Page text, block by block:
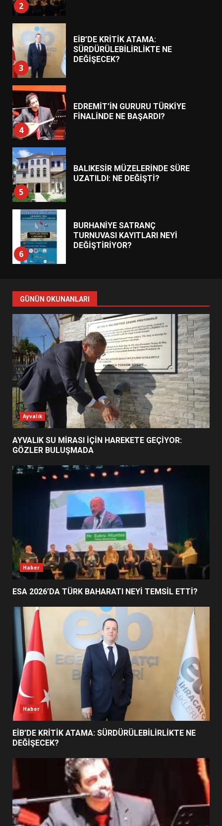
2
3
EİB’DE KRİTİK ATAMA:
SÜRDÜRÜLEBİLİRLİKTE NE
DEĞİŞECEK?
4
EDREMİT’İN GURURU TÜRKİYE
FİNALİNDE NE BAŞARDI?
5
BALIKESİR MÜZELERİNDE SÜRE
UZATILDI: NE DEĞİŞTİ?
6
BURHANİYE SATRANÇ
TURNUVASI KAYITLARI NEYİ
DEĞİŞTİRİYOR?
7
YENİ YÖNETİM NASIL
ŞEKİLLENDİ?
1
AYVALIK SU MİRASI İÇİN
HAREKETE GEÇİYOR: GÖZLER
BULUŞMADA
2
ESA 2026’DA TÜRK BAHARATI
NEYİ TEMSİL ETTİ?
EİB’DE KRİTİK ATAMA:
SÜRDÜRÜLEBİLİRLİKTE NE
DEĞİŞECEK?
4
EDREMİT’İN GURURU TÜRKİYE
FİNALİNDE NE BAŞARDI?
5
UZATILDI: NE DEĞİŞTİ?
6
BURHANİYE SATRANÇ
TURNUVASI KAYITLARI NEYİ
DEĞİŞTİRİYOR?
BURHANİYE BELEDİYESPOR’DA
YENİ YÖNETİM NASIL
GÜNÜN OKUNANLARI
Ayvalık
AYVALIK SU MİRASI İÇİN HAREKETE GEÇİYOR:
GÖZLER BULUŞMADA
Haber
ESA 2026’DA TÜRK BAHARATI NEYİ TEMSİL ETTİ?
Haber
EİB’DE KRİTİK ATAMA: SÜRDÜRÜLEBİLİRLİKTE NE
DEĞİŞECEK?